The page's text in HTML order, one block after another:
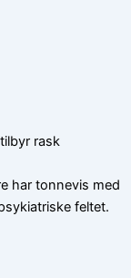
rask
har tonnevis med
feltet.